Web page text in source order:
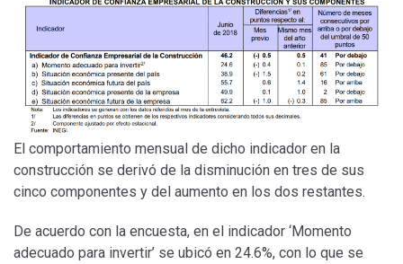
El comportamiento mensual de dicho indicador en la
construcción se derivó de la disminución en tres de sus
cinco componentes y del aumento en los dos restantes.
De acuerdo con la encuesta, en el indicador ‘Momento
adecuado para invertir’ se ubicó en 24.6%, con lo que se